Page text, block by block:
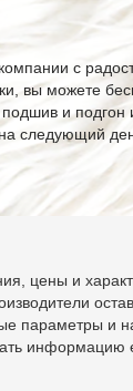
с
вы можете
подшив и
следующий
цены и
информацию